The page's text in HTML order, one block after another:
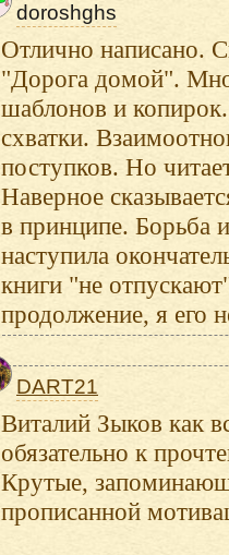
doroshghs
Отлично написано.
"Дорога домой".
шаблонов и
схватки.
поступков. Но
Наверное
в принципе. Борьба
наступила
книги "не
продолжение, я его
DART21
Виталий Зыков как
обязательно к
Крутые,
прописанной